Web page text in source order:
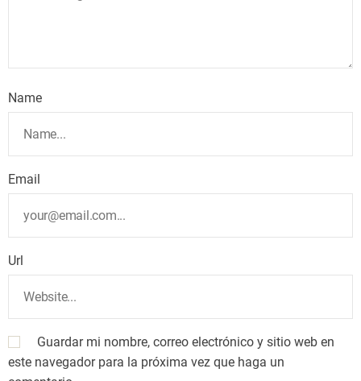
Name
Email
Url
Guardar mi nombre, correo electrónico y sitio web en
este navegador para la próxima vez que haga un